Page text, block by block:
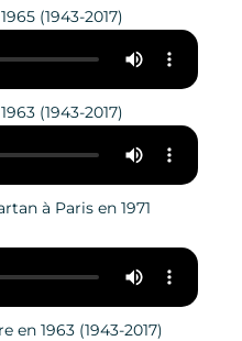
(1943-2017)
(1943-2017)
à Paris en 1971
en 1963 (1943-2017)